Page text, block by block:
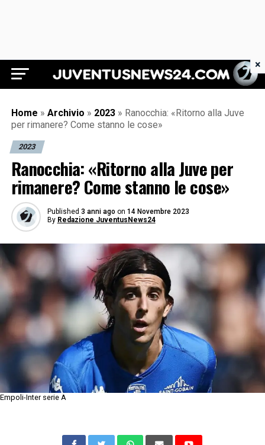
Juventus News 24
Home » Archivio » 2023 » Ranocchia: «Ritorno alla Juve
per rimanere? Come stanno le cose»
2023
Ranocchia: «Ritorno alla Juve per
rimanere? Come stanno le cose»
Published 3 anni ago on 14 Novembre 2023
By Redazione JuventusNews24
Empoli-Inter serie A
×